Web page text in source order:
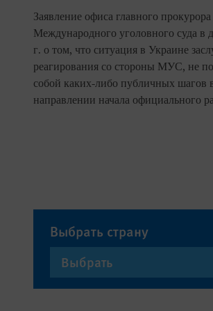
Заявление офиса главного прокурора
Международного уголовного суда в
г. о том, что ситуация в Украине
реагирования со стороны МУС, не
собой каких-либо публичных шагов
направлении начала официального
Выбрать страну